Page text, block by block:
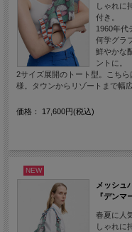
しゃれ
付き。
1960年代
何学グラ
鮮やかな
ントに。
2サイズ展開のトート型。こち
様。タウンからリゾートまで幅
価格： 17,600円(税込)
NEW
メッシュ
『デン
春夏に人
しゃれ